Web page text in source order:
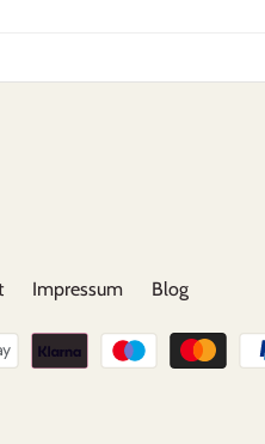
Impressum Blog